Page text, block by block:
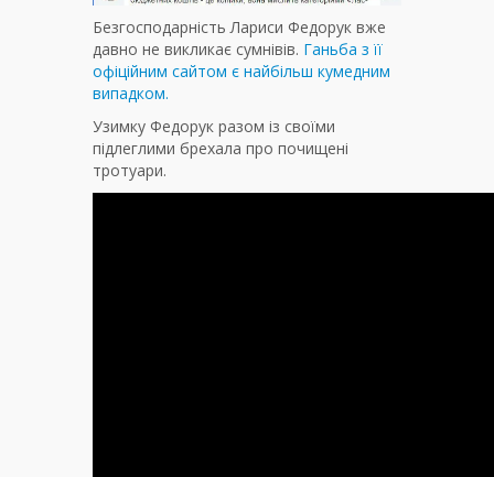
Безгосподарність Лариси Федорук вже
давно не викликає сумнівів. Ганьба з її
офіційним сайтом є найбільш кумедним
випадком.
Узимку Федорук разом із своїми
підлеглими брехала про почищені
тротуари.